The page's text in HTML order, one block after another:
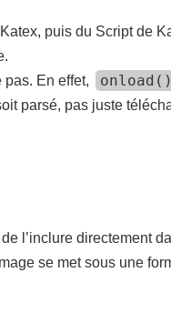
puis du Script de
pas. En effet, onload()
parsé, pas juste
l’inclure directement
se met sous une